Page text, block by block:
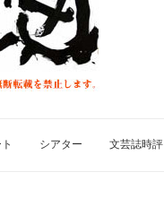
シアター 文芸誌時評